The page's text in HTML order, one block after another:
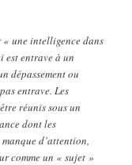
une intelligence dans
est entrave à un
dépassement ou
entrave. Les
réunis sous un
dont les
d’attention,
comme un « sujet »